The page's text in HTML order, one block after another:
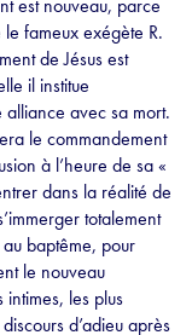
est nouveau, parce
fameux exégète R.
de Jésus est
il institue
alliance avec sa mort.
le commandement
à l’heure de sa «
dans la réalité de
totalement
baptême, pour
le nouveau
les plus
d’adieu après